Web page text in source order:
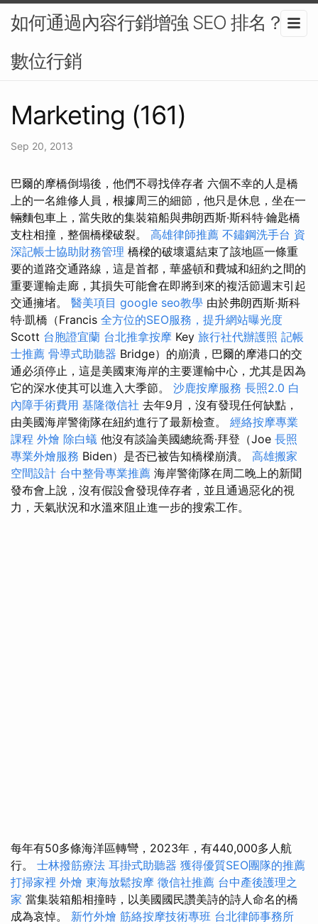
如何通過內容行銷增強 SEO 排名？-
數位行銷
Marketing (161)
Sep 20, 2013
巴爾的摩橋倒塌後，他們不尋找倖存者 六個不幸的人是橋
上的一名維修人員，根據周三的細節，他只是休息，坐在一
輛麵包車上，當失敗的集裝箱船與弗朗西斯·斯科特·鑰匙橋
支柱相撞，整個橋樑破裂。 高雄律師推薦 不鏽鋼洗手台 資
深記帳士協助財務管理 橋樑的破壞還結束了該地區一條重
要的道路交通路線，這是首都，華盛頓和費城和紐約之間的
重要運輸走廊，其損失可能會在即將到來的複活節週末引起
交通擁堵。 醫美項目 google seo教學 由於弗朗西斯·斯科
特·凱橋（Francis 全方位的SEO服務，提升網站曝光度
Scott 台胞證宜蘭 台北推拿按摩 Key 旅行社代辦護照 記帳
士推薦 骨導式助聽器 Bridge）的崩潰，巴爾的摩港口的交
通必須停止，這是美國東海岸的主要運輸中心，尤其是因為
它的深水使其可以進入大季節。 沙鹿按摩服務 長照2.0 白
內障手術費用 基隆徵信社 去年9月，沒有發現任何缺點，
由美國海岸警衛隊在紐約進行了最新檢查。 經絡按摩專業
課程 外燴 除白蟻 他沒有談論美國總統喬·拜登（Joe 長照
專業外燴服務 Biden）是否已被告知橋樑崩潰。 高雄搬家
空間設計 台中整骨專業推薦 海岸警衛隊在周二晚上的新聞
發布會上說，沒有假設會發現倖存者，並且通過惡化的視
力，天氣狀況和水溫來阻止進一步的搜索工作。
每年有50多條海洋區轉彎，2023年，有440,000多人航
行。 士林撥筋療法 耳掛式助聽器 獲得優質SEO團隊的推薦
打掃家裡 外燴 東海放鬆按摩 徵信社推薦 台中產後護理之
家 當集裝箱船相撞時，以美國國民讚美詩的詩人命名的橋
成為哀悼。 新竹外燴 筋絡按摩技術專班 台北律師事務所